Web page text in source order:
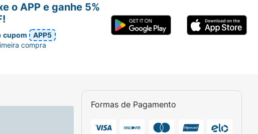
Formas de Pagamento
o APP e ganhe 5%
cupom
APP5
compra